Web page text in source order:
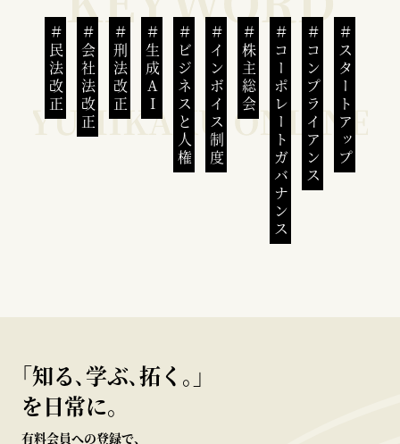
民法改正 会社法改正 刑法改正 生成AI ビジネスと人権インボイス制度 株主総会 コーポレートガバナンスコンプライアンススタートアップ
｢知る､学ぶ､拓く｡｣
を日常に。
有料会員への登録で、